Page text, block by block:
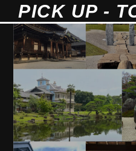
PICK UP -